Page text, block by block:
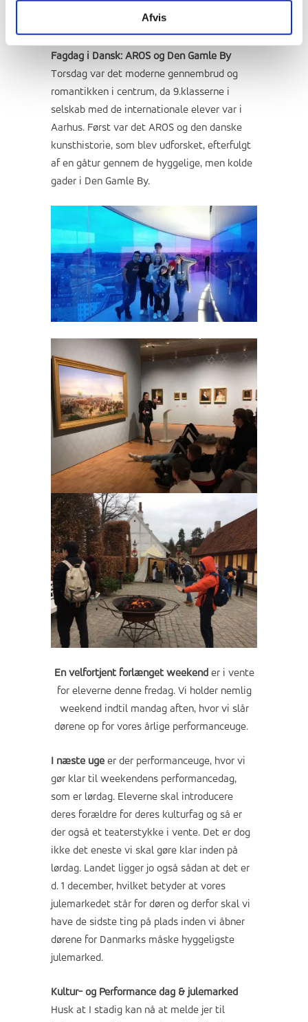
Afvis
Fagdag i Dansk: AROS og Den Gamle By
Torsdag var det moderne gennembrud og
romantikken i centrum, da 9.klasserne i
selskab med de internationale elever var i
Aarhus. Først var det AROS og den danske
kunsthistorie, som blev udforsket, efterfulgt
af en gåtur gennem de hyggelige, men kolde
gader i Den Gamle By.
En velfortjent forlænget weekend er i vente
for eleverne denne fredag. Vi holder nemlig
weekend indtil mandag aften, hvor vi slår
dørene op for vores årlige performanceuge.
I næste uge er der performanceuge, hvor vi
gør klar til weekendens performancedag,
som er lørdag. Eleverne skal introducere
deres forældre for deres kulturfag og så er
der også et teaterstykke i vente. Det er dog
ikke det eneste vi skal gøre klar inden på
lørdag. Landet ligger jo også sådan at det er
d. 1 december, hvilket betyder at vores
julemarkedet står for døren og derfor skal vi
have de sidste ting på plads inden vi åbner
dørene for Danmarks måske hyggeligste
julemarked.
Kultur- og Performance dag & julemarked
Husk at I stadig kan nå at melde jer til